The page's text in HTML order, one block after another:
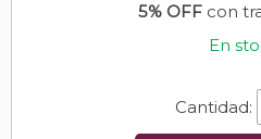
5% OFFcon
En
Cantidad: